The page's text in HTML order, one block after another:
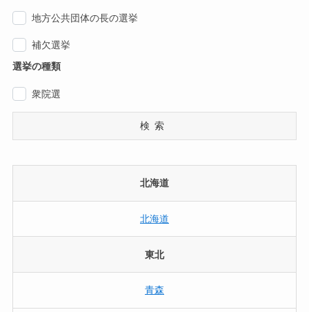
地方公共団体の長の選挙
補欠選挙
選挙の種類
衆院選
検索
北海道
北海道
東北
青森